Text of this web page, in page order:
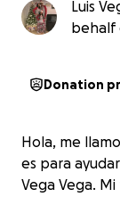
Luis
behalf
Donation
Hola, me
es para
Vega Vega.